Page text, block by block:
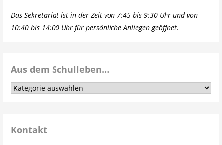
Das Sekretariat ist in der Zeit von 7:45 bis 9:30 Uhr und von
10:40 bis 14:00 Uhr für persönliche Anliegen geöffnet.
Aus dem Schulleben…
Aus
Kontakt